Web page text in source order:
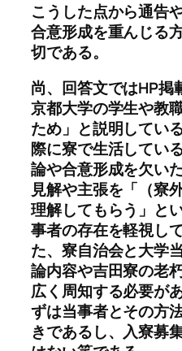
こうした点から通告
合意形成を重んじる
切である。
尚、回答文ではHP掲
京都大学の学生や教
ため」と説明してい
際に寮で生活してい
論や合意形成を欠い
見解や主張を「（寮
理解してもらう」と
事者の存在を軽視し
た、寮自治会と大学
論内容や吉田寮の老
広く周知する必要が
ずは当事者とその方
きであるし、入寮募